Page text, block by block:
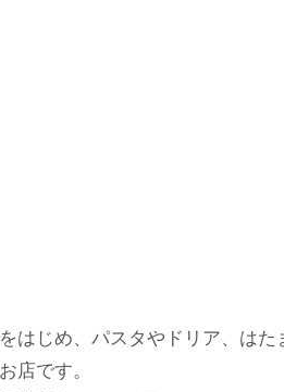
はじめ、パスタやドリア、は
店です。